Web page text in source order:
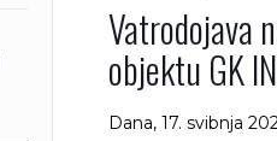
Vatrodojava
objektu GK
Dana, 17. svibnja